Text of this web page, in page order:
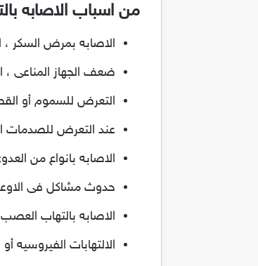
من اسباب الاصابه
الاصابه بمرض السكر ،
ضعف الجهاز المناعى ،
التعرض للسموم أو
عند التعرض للصدمات
الاصابه بانواع من
حدوث مشاكل فى
الاصابه بالتهاب
الالتهابات الفيروسيه أو